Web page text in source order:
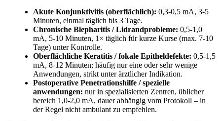
Akute​ Konjunktivitis (oberflächlich): 0,3-0,5 mA, 3-5
Minuten, einmal täglich ⁣bis⁤ 3 Tage.
Chronische ‍Blepharitis / Lidrandprobleme: 0,5-1,0‌
mA, 5-10 Minuten, 1× täglich ⁤für kurze ⁣Kurse‌ (max. 7-10
‌Tage) unter Kontrolle.
Oberflächliche‌ Keratitis /‌ fokale Epitheldefekte: 0,5-1,5
mA, 8-12 Minuten; häufig nur eine oder sehr​ wenige
Anwendungen, ⁢strikt unter ärztlicher Indikation.
Postoperative Penetrationshilfe /‌ spezielle​
anwendungen: nur in spezialisierten Zentren, üblicher
bereich 1,0-2,0 mA, dauer⁢ abhängig⁣ vom Protokoll – ⁤in ​
der Regel ⁤nicht ambulant zu empfehlen.